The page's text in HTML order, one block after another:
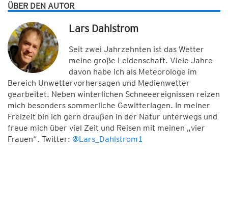
ÜBER DEN AUTOR
Lars Dahlstrom
Seit zwei Jahrzehnten ist das Wetter
meine große Leidenschaft. Viele Jahre
davon habe ich als Meteorologe im
Bereich Unwettervorhersagen und Medienwetter
gearbeitet. Neben winterlichen Schneeereignissen reizen
mich besonders sommerliche Gewitterlagen. In meiner
Freizeit bin ich gern draußen in der Natur unterwegs und
freue mich über viel Zeit und Reisen mit meinen „vier
Frauen“. Twitter: @Lars_Dahlstrom1